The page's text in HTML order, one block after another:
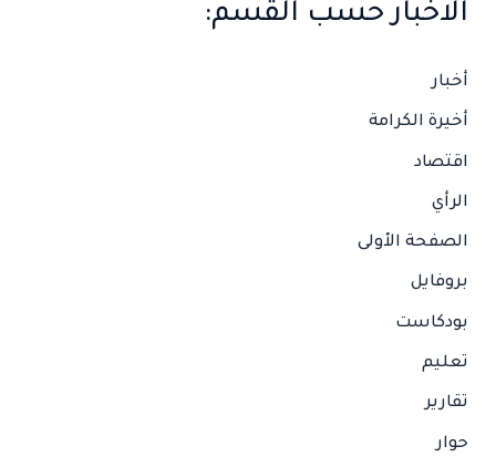
الاخبار حسب القسم:
أخبار
أخيرة الكرامة
اقتصاد
الرأي
الصفحة الأولى
بروفايل
بودكاست
تعليم
تقارير
حوار